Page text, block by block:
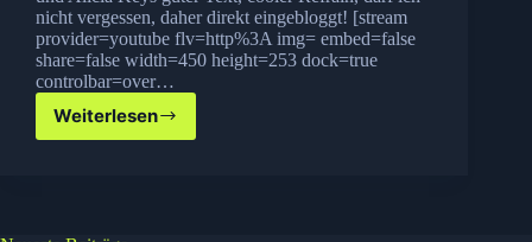
nicht vergessen, daher direkt eingebloggt! [stream
provider=youtube flv=http%3A img= embed=false
share=false width=450 height=253 dock=true
controlbar=over…
Weiterlesen
Empire